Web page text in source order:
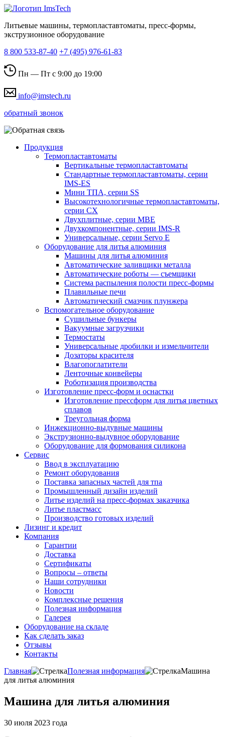
Литьевые машины, термопластавтоматы, пресс-формы,
экструзионное оборудование
8 800 533-87-40 +7 (495) 976-61-83
Пн — Пт с 9:00 до 19:00
info@imstech.ru
обратный звонок
Продукция
Термопластавтоматы
Вертикальные термопластавтоматы
Стандартные термопластавтоматы, серии
IMS-ES
Мини ТПА, серии SS
Высокотехнологичные термопластавтоматы,
серии СХ
Двухплитные, серии MBE
Двухкомпонентные, серии IMS-R
Универсальные, серии Servo E
Оборудование для литья алюминия
Машины для литья алюминия
Автоматические заливщики металла
Автоматические роботы — съемщики
Система распыления полости пресс-формы
Плавильные печи
Автоматический смазчик плунжера
Вспомогательное оборудование
Сушильные бункеры
Вакуумные загрузчики
Термостаты
Универсальные дробилки и измельчители
Дозаторы красителя
Влагопоглатители
Ленточные конвейеры
Роботизация производства
Изготовление пресс-форм и оснастки
Изготовление прессформ для литья цветных
сплавов
Треугольная форма
Инжекционно-выдувные машины
Экструзионно-выдувное оборудование
Оборудование для формования силикона
Сервис
Ввод в эксплуатацию
Ремонт оборудования
Поставка запасных частей для тпа
Промышленный дизайн изделий
Литье изделий на пресс-формах заказчика
Литье пластмасс
Производство готовых изделий
Лизинг и кредит
Компания
Гарантии
Доставка
Сертификаты
Вопросы – ответы
Наши сотрудники
Новости
Комплексные решения
Полезная информация
Галерея
Оборудование на складе
Как сделать заказ
Отзывы
Контакты
Главная
Полезная информация
Машина
для литья алюминия
Машина для литья алюминия
30 июля 2023 года